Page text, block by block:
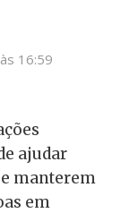
às 16:59
ajudar
manterem
em